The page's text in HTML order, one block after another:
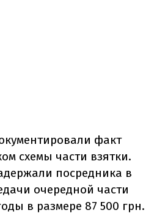
факт
схемы части взятки.
посредника в
очередной части
в размере 87 500 грн.